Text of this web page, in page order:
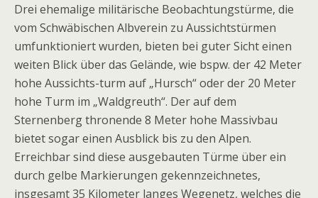
Drei ehemalige militärische Beobachtungstürme, die
vom Schwäbischen Albverein zu Aussichtstürmen
umfunktioniert wurden, bieten bei guter Sicht einen
weiten Blick über das Gelände, wie bspw. der 42 Meter
hohe Aussichts-turm auf „Hursch“ oder der 20 Meter
hohe Turm im „Waldgreuth“. Der auf dem
Sternenberg thronende 8 Meter hohe Massivbau
bietet sogar einen Ausblick bis zu den Alpen.
Erreichbar sind diese ausgebauten Türme über ein
durch gelbe Markierungen gekennzeichnetes,
insgesamt 35 Kilometer langes Wegenetz, welches die